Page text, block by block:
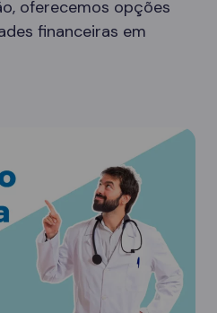
oferecemos opções
financeiras em